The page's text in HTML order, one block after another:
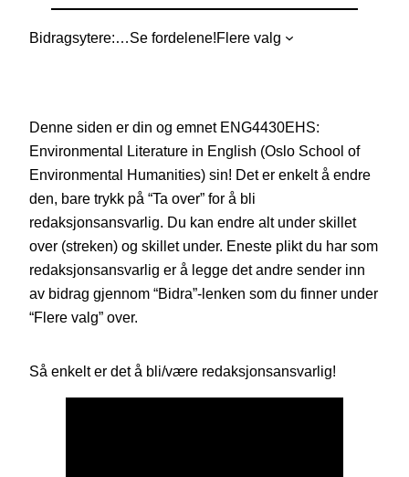
Bidragsytere: Se fordelene!Flere valg
Denne siden er din og emnet ENG4430EHS:
Environmental Literature in English (Oslo School of
Environmental Humanities) sin! Det er enkelt å endre
den, bare trykk på “Ta over” for å bli
redaksjonsansvarlig. Du kan endre alt under skillet
over (streken) og skillet under. Eneste plikt du har som
redaksjonsansvarlig er å legge det andre sender inn
av bidrag gjennom “Bidra”-lenken som du finner under
“Flere valg” over.
Så enkelt er det å bli/være redaksjonsansvarlig!